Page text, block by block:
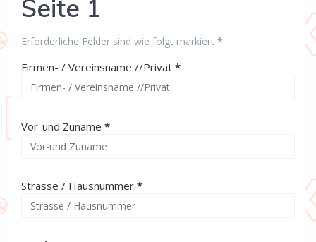
Seite 1
Erforderliche Felder sind wie folgt markiert *.
Firmen- / Vereinsname //Privat (erforderlich)
*
Vor-und Zuname (erforderlich)
*
Strasse / Hausnummer (erforderlich)
*